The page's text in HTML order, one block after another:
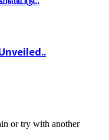
or try with another